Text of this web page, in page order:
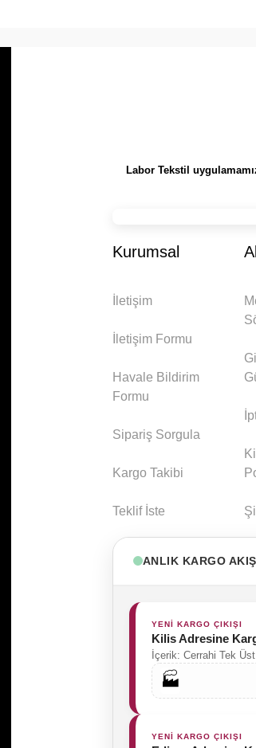
Labor Tekstil
Kurumsal
İletişim
İletişim Formu
Havale Bildirim
Formu
Sipariş Sorgula
Kargo Takibi
Teklif İste
ANLIK KARGO
YENİ KARGO ÇIKIŞI
Kilis Adresine
İçerik: Cerrahi Tek
🏭
YENİ KARGO ÇIKIŞI